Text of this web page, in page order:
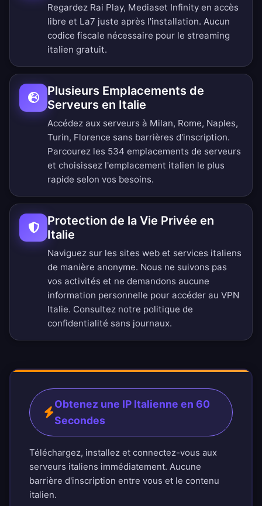
Regardez Rai Play, Mediaset Infinity en accès
libre et La7 juste après l'installation. Aucun
codice fiscale nécessaire pour le streaming
italien gratuit.
Plusieurs Emplacements de
Serveurs en Italie
Accédez aux serveurs à Milan, Rome, Naples,
Turin, Florence sans barrières d'inscription.
Parcourez les 534 emplacements de serveurs
et choisissez l'emplacement italien le plus
rapide selon vos besoins.
Protection de la Vie Privée en
Italie
Naviguez sur les sites web et services italiens
de manière anonyme. Nous ne suivons pas
vos activités et ne demandons aucune
information personnelle pour accéder au VPN
Italie. Consultez notre politique de
confidentialité sans journaux.
Obtenez une IP Italienne en 60
Secondes
Téléchargez, installez et connectez-vous aux
serveurs italiens immédiatement. Aucune
barrière d'inscription entre vous et le contenu
italien.